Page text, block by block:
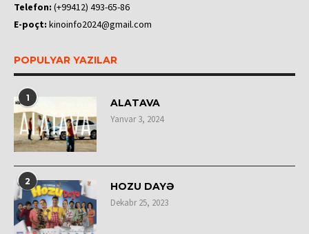
Telefon: (+99412) 493-65-86
E-poçt: kinoinfo2024@gmail.com
POPULYAR YAZILAR
1 ALATAVA
Yanvar 3, 2024
2 HOZU DAYƏ
Dekabr 25, 2023